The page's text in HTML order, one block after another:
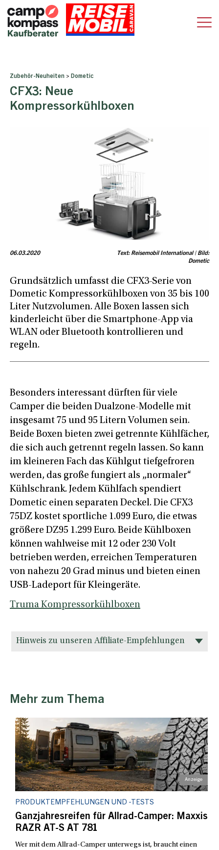
Zubehör-Neuheiten > Dometic
CFX3: Neue
Kompressorkühlboxen
06.03.2020
Text: Reisemobil International | Bild:
Dometic
Grundsätzlich umfasst die CFX3-Serie von
Dometic Kompressorkühlboxen von 35 bis 100
Liter Nutzvolumen. Alle Boxen lassen sich
kinderleicht über die Smartphone-App via
WLAN oder Bluetooth kontrollieren und
regeln.
Besonders interessant dürften für viele
Camper die beiden Dualzone-Modelle mit
insgesamt 75 und 95 Litern Volumen sein.
Beide Boxen bieten zwei getrennte Kühlfächer,
die sich auch getrennt regeln lassen. So kann
im kleineren Fach das Kühlgut tiefgefroren
werden, das große fungiert als „normaler“
Kühlschrank. Jedem Kühlfach spendiert
Dometic einen separaten Deckel. Die CFX3
75DZ kostet sportliche 1.099 Euro, die etwas
größere DZ95 1.299 Euro. Beide Kühlboxen
können wahlweise mit 12 oder 230 Volt
betrieben werden, erreichen Temperaturen
von nahezu 20 Grad minus und bieten einen
USB-Ladeport für Kleingeräte.
Truma Kompressorkühlboxen
Hinweis zu unseren Affiliate-Empfehlungen
Mehr zum Thema
PRODUKTEMPFEHLUNGEN UND -TESTS
Ganzjahresreifen für Allrad-Camper: Maxxis
RAZR AT-S AT 781
Wer mit dem Allrad-Camper unterwegs ist, braucht einen